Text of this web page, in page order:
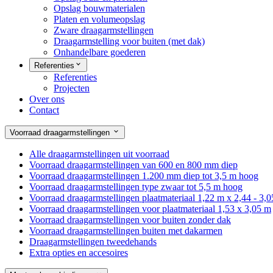
Opslag bouwmaterialen
Platen en volumeopslag
Zware draagarmstellingen
Draagarmstelling voor buiten (met dak)
Onhandelbare goederen
Referenties
Referenties
Projecten
Over ons
Contact
Voorraad draagarmstellingen
Alle draagarmstellingen uit voorraad
Voorraad draagarmstellingen van 600 en 800 mm diep
Voorraad draagarmstellingen 1.200 mm diep tot 3,5 m hoog
Voorraad draagarmstellingen type zwaar tot 5,5 m hoog
Voorraad draagarmstellingen plaatmateriaal 1,22 m x 2,44 -
Voorraad draagarmstellingen voor plaatmateriaal 1,53 x 3,05 m
Voorraad draagarmstellingen voor buiten zonder dak
Voorraad draagarmstellingen buiten met dakarmen
Draagarmstellingen tweedehands
Extra opties en accesoires